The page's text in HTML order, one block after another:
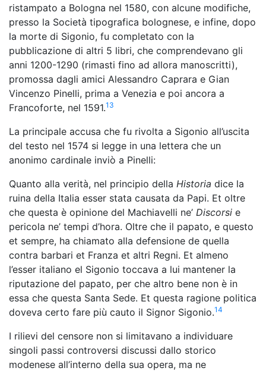
ristampato a Bologna nel 1580, con alcune modifiche,
presso la Società tipografica bolognese, e infine, dopo
la morte di Sigonio, fu completato con la
pubblicazione di altri 5 libri, che comprendevano gli
anni 1200-1290 (rimasti fino ad allora manoscritti),
promossa dagli amici Alessandro Caprara e Gian
Vincenzo Pinelli, prima a Venezia e poi ancora a
Francoforte, nel 1591.13
La principale accusa che fu rivolta a Sigonio all’uscita
del testo nel 1574 si legge in una lettera che un
anonimo cardinale inviò a Pinelli:
Quanto alla verità, nel principio della Historia dice la
ruina della Italia esser stata causata da Papi. Et oltre
che questa è opinione del Machiavelli ne’ Discorsi e
pericola ne’ tempi d’hora. Oltre che il papato, e questo
et sempre, ha chiamato alla defensione de quella
contra barbari et Franza et altri Regni. Et almeno
l’esser italiano el Sigonio toccava a lui mantener la
riputazione del papato, per che altro bene non è in
essa che questa Santa Sede. Et questa ragione politica
doveva certo fare più cauto il Signor Sigonio.14
I rilievi del censore non si limitavano a individuare
singoli passi controversi discussi dallo storico
modenese all’interno della sua opera, ma ne